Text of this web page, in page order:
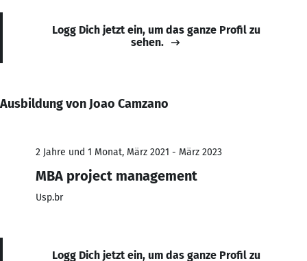
Logg Dich jetzt ein, um das ganze Profil zu
sehen.
Ausbildung von Joao Camzano
2 Jahre und 1 Monat, März 2021 - März 2023
MBA project management
Usp.br
Logg Dich jetzt ein, um das ganze Profil zu